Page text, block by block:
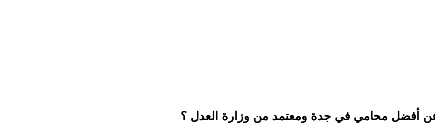
أفضل محامي في جدة ومعتمد من وزارة العدل ؟